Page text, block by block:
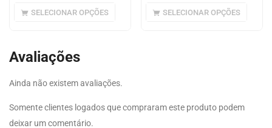
SELECIONAR OPÇÕES SELECIONAR OPÇÕES
Avaliações
Ainda não existem avaliações.
Somente clientes logados que compraram este produto podem
deixar um comentário.